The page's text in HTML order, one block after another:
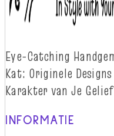
Eye-Catching
Kat: Originele
Karakter van Je
INFORMATIE